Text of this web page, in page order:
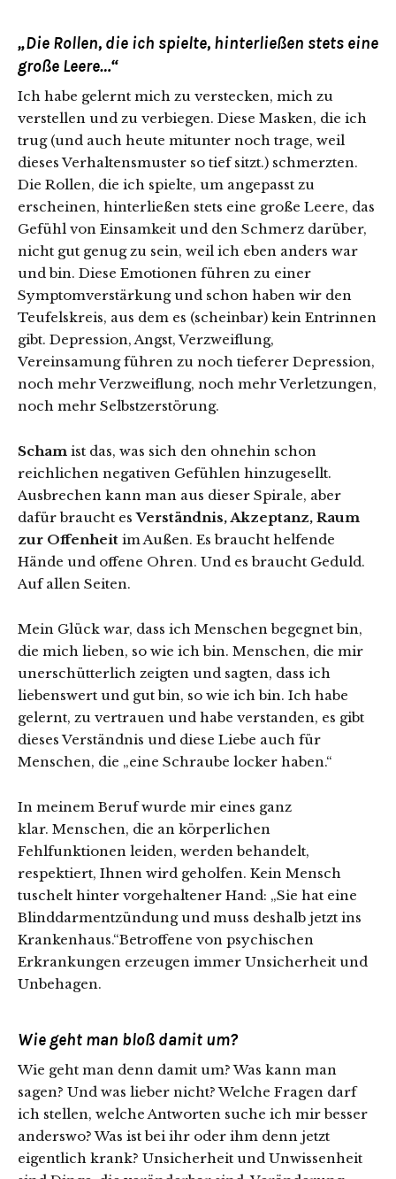
„Die Rollen, die ich spielte, hinterließen stets eine
große Leere…“
Ich habe gelernt mich zu verstecken, mich zu
verstellen und zu verbiegen. Diese Masken, die ich
trug (und auch heute mitunter noch trage, weil
dieses Verhaltensmuster so tief sitzt.) schmerzten.
Die Rollen, die ich spielte, um angepasst zu
erscheinen, hinterließen stets eine große Leere, das
Gefühl von Einsamkeit und den Schmerz darüber,
nicht gut genug zu sein, weil ich eben anders war
und bin. Diese Emotionen führen zu einer
Symptomverstärkung und schon haben wir den
Teufelskreis, aus dem es (scheinbar) kein Entrinnen
gibt. Depression, Angst, Verzweiflung,
Vereinsamung führen zu noch tieferer Depression,
noch mehr Verzweiflung, noch mehr Verletzungen,
noch mehr Selbstzerstörung.
Scham ist das, was sich den ohnehin schon
reichlichen negativen Gefühlen hinzugesellt.
Ausbrechen kann man aus dieser Spirale, aber
dafür braucht esVerständnis, Akzeptanz, Raum
zur Offenheit im Außen. Es braucht helfende
Hände und offene Ohren. Und es braucht Geduld.
Auf allen Seiten.
Mein Glück war, dass ich Menschen begegnet bin,
die mich lieben, so wie ich bin. Menschen, die mir
unerschütterlich zeigten und sagten, dass ich
liebenswert und gut bin, so wie ich bin. Ich habe
gelernt, zu vertrauen und habe verstanden, es gibt
dieses Verständnis und diese Liebe auch für
Menschen, die „eine Schraube locker haben.“
In meinem Beruf wurde mir eines ganz
klar. Menschen, die an körperlichen
Fehlfunktionen leiden, werden behandelt,
respektiert, Ihnen wird geholfen. Kein Mensch
tuschelt hinter vorgehaltener Hand: „Sie hat eine
Blinddarmentzündung und muss deshalb jetzt ins
Krankenhaus.“Betroffene von psychischen
Erkrankungen erzeugen immer Unsicherheit und
Unbehagen.
Wie geht man bloß damit um?
Wie geht man denn damit um? Was kann man
sagen? Und was lieber nicht? Welche Fragen darf
ich stellen, welche Antworten suche ich mir besser
anderswo? Was ist bei ihr oder ihm denn jetzt
eigentlich krank? Unsicherheit und Unwissenheit